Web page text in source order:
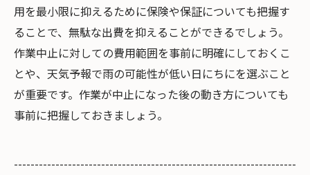
用を最小限に抑えるために保険や保証についても把握す
ることで、無駄な出費を抑えることができるでしょう。
作業中止に対しての費用範囲を事前に明確にしておくこ
とや、天気予報で雨の可能性が低い日にちにを選ぶこと
が重要です。作業が中止になった後の動き方についても
事前に把握しておきましょう。
--------------------------------------------------------------------